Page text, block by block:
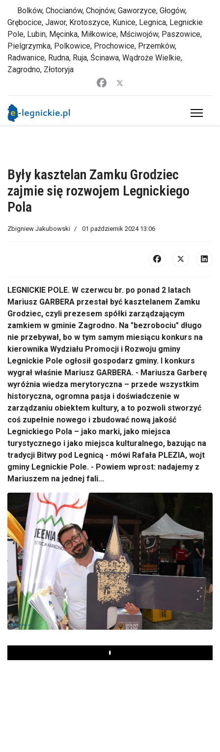
Bolków, Chocianów, Chojnów, Gaworzyce, Głogów,
Grębocice, Jawor, Krotoszyce, Kunice, Legnica, Legnickie
Pole, Lubin, Męcinka, Miłkowice, Mściwojów, Paszowice,
Pielgrzymka, Polkowice, Prochowice, Przemków,
Radwanice, Rudna, Ruja, Ścinawa, Wądroże Wielkie,
Zagrodno, Złotoryja
Były kasztelan Zamku Grodziec
zajmie się rozwojem Legnickiego
Pola
Zbigniew Jakubowski 01 październik 2024 13:06
LEGNICKIE POLE. W czerwcu br. po ponad 2 latach
Mariusz GARBERA przestał być kasztelanem Zamku
Grodziec, czyli prezesem spółki zarządzającym
zamkiem w gminie Zagrodno. Na "bezrobociu" długo
nie przebywał, bo w tym samym miesiącu konkurs na
kierownika Wydziału Promocji i Rozwoju gminy
Legnickie Pole ogłosił gospodarz gminy. I konkurs
wygrał właśnie Mariusz GARBERA. - Mariusza Garberę
wyróżnia wiedza merytoryczna – przede wszystkim
historyczna, ogromna pasja i doświadczenie w
zarządzaniu obiektem kultury, a to pozwoli stworzyć
coś zupełnie nowego i zbudować nową jakość
Legnickiego Pola – jako marki, jako miejsca
turystycznego i jako miejsca kulturalnego, bazując na
tradycji Bitwy pod Legnicą - mówi Rafała PLEZIA, wojt
gminy Legnickie Pole. - Powiem wprost: nadajemy z
Mariuszem na jednej fali...
Play